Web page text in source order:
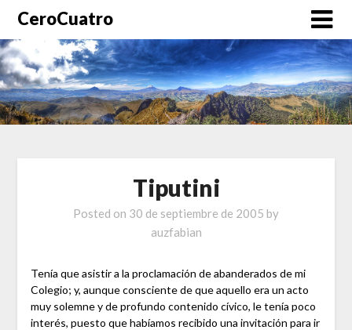
CeroCuatro
Tiputini
Posted on 30 de septiembre de 2005 by
auzfabian
Tenía que asistir a la proclamación de abanderados de mi
Colegio; y, aunque consciente de que aquello era un acto
muy solemne y de profundo contenido cívico, le tenía poco
interés, puesto que habíamos recibido una invitación para ir